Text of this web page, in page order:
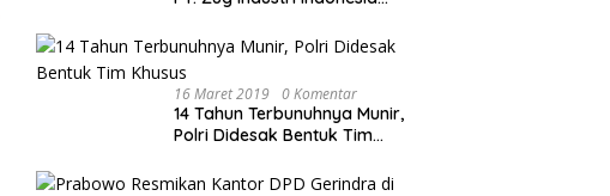
Memperjuangkan Hak
Karyawan di Pengadilan Negeri
Jakarta Pusat
16 Maret 2019 0 Komentar
14 Tahun Terbunuhnya Munir,
Polri Didesak Bentuk Tim